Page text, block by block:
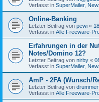
Verfasst in SuperMailer,
Online-Banking
Letzter Beitrag von pewi «
Verfasst in Alle Freeware-
Erfahrungen in der
Notes/Domino 12?
Letzter Beitrag von nirby «
Verfasst in SuperMailer,
AmP - 2FA (Wunsch/
Letzter Beitrag von
Verfasst in Alle Freeware-